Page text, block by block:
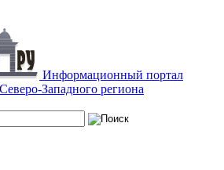
Информационный портал
Западного региона